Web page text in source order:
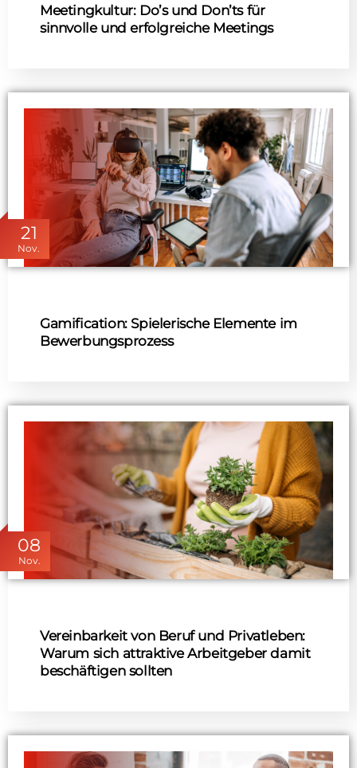
Meetingkultur: Do’s und Don’ts für
sinnvolle und erfolgreiche Meetings
21
Nov.
Gamification: Spielerische Elemente im
Bewerbungsprozess
08
Nov.
Vereinbarkeit von Beruf und Privatleben:
Warum sich attraktive Arbeitgeber damit
beschäftigen sollten